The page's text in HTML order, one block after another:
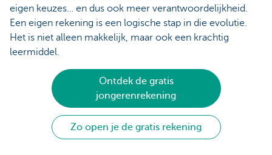
eigen keuzes… en dus ook meer verantwoordelijkheid.
Een eigen rekening is een logische stap in die evolutie.
Het is niet alleen makkelijk, maar ook een krachtig
leermiddel.
Ontdek de gratis
jongerenrekening
Zo open je de gratis rekening